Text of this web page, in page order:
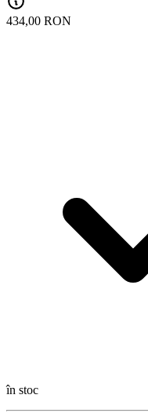
434,00 RON
în stoc